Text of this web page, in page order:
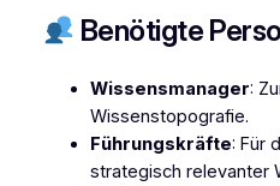
Benötigte
Wissensmanager:
Wissenstopografie.
Führungskräfte: Für
strategisch relevanter